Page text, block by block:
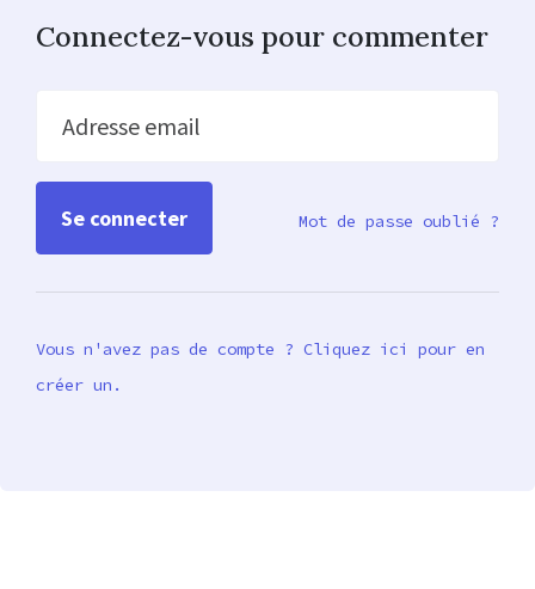
Connectez-vous pour commenter
Adresse email
Mot de passe oublié ?
Vous n'avez pas de compte ? Cliquez ici pour en
créer un.